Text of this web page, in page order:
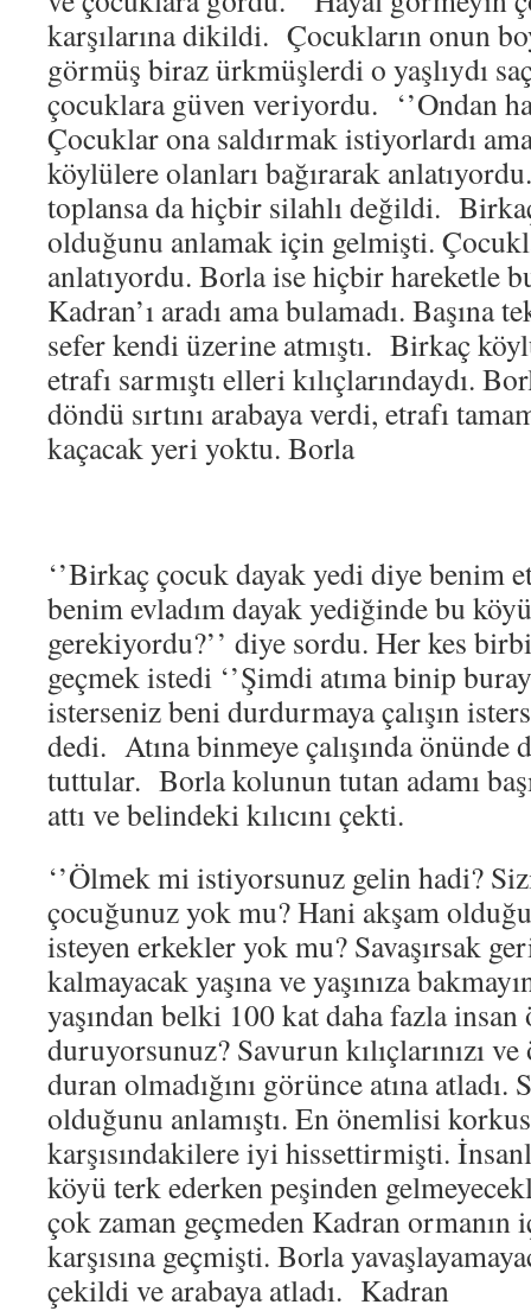
karşılarına dikildi. Çocukların onun
görmüş biraz ürkmüşlerdi o yaşlıydı
çocuklara güven veriyordu. ‘’Ondan
Çocuklar ona saldırmak istiyorlardı
köylülere olanları bağırarak
toplansa da hiçbir silahlı değildi.
olduğunu anlamak için gelmişti.
anlatıyordu. Borla ise hiçbir hareketle
Kadran’ı aradı ama bulamadı. Başına
sefer kendi üzerine atmıştı. Birkaç
etrafı sarmıştı elleri kılıçlarındaydı.
döndü sırtını arabaya verdi, etrafı
kaçacak yeri yoktu. Borla
‘’Birkaç çocuk dayak yedi diye benim
benim evladım dayak yediğinde bu
gerekiyordu?’’ diye sordu. Her kes
geçmek istedi ‘’Şimdi atıma binip
isterseniz beni durdurmaya çalışın
dedi. Atına binmeye çalışında
tuttular. Borla kolunun tutan adamı
attı ve belindeki kılıcını çekti.
‘’Ölmek mi istiyorsunuz gelin hadi?
çocuğunuz yok mu? Hani akşam
isteyen erkekler yok mu? Savaşırsak
kalmayacak yaşına ve yaşınıza
yaşından belki 100 kat daha fazla
duruyorsunuz? Savurun kılıçlarınızı ve
duran olmadığını görünce atına
olduğunu anlamıştı. En önemlisi
karşısındakilere iyi hissettirmişti.
köyü terk ederken peşinden
çok zaman geçmeden Kadran ormanın
karşısına geçmişti. Borla
çekildi ve arabaya atladı. Kadran